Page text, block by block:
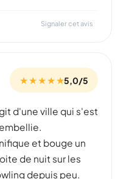
Signaler cet avis
★ ★ ★ ★ ★5,0/5
d'une ville qui s'est
et bouge un
de nuit sur les
depuis peu.